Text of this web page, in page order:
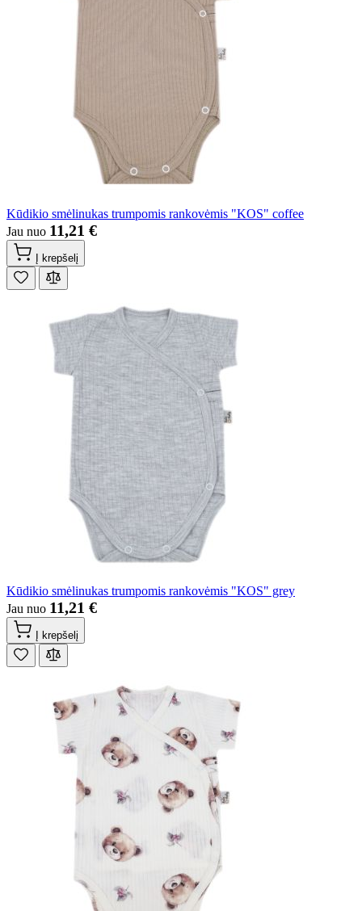
Kūdikio smėlinukas trumpomis rankovėmis "KOS" coffee
Jau nuo 11,21 €
Į krepšelį
Kūdikio smėlinukas trumpomis rankovėmis "KOS" grey
Jau nuo 11,21 €
Į krepšelį